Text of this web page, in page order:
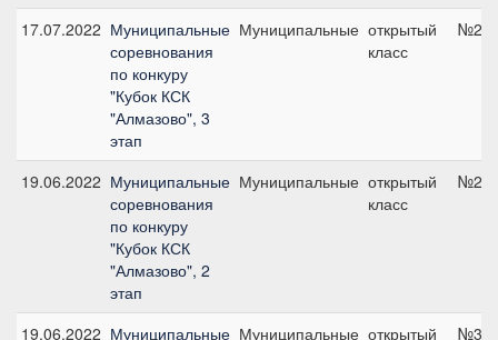
17.07.2022 Муниципальные
соревнования
по конкуру
"Кубок КСК
"Алмазово", 3
этап
Муниципальные открытый
класс
№2,
19.06.2022 Муниципальные
соревнования
по конкуру
"Кубок КСК
"Алмазово", 2
этап
Муниципальные открытый
класс
№2,
19.06.2022 Муниципальные Муниципальные открытый
№3,